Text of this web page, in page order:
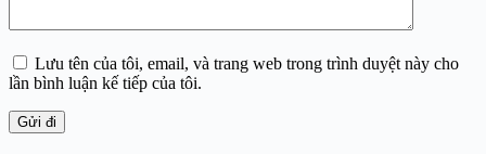
Lưu tên của tôi, email, và trang web trong trình duyệt này cho
lần bình luận kế tiếp của tôi.
Gửi đi